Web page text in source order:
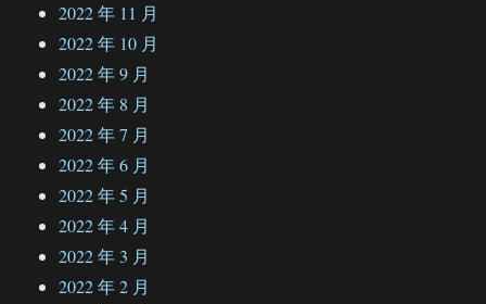
2022 年 11 月
2022 年 10 月
2022 年 9 月
2022 年 8 月
2022 年 7 月
2022 年 6 月
2022 年 5 月
2022 年 4 月
2022 年 3 月
2022 年 2 月